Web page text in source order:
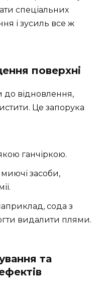
спеціальних
і зусиль все ж
поверхні
до відновлення,
Це запорука
ганчіркою.
засоби,
сода з
видалити плями.
та